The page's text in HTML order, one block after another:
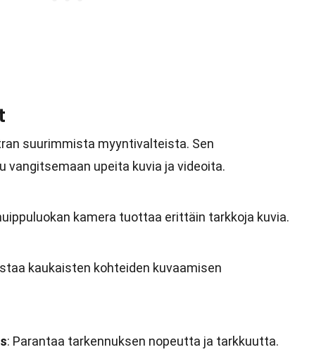
suurimmista myyntivalteista. Sen
vangitsemaan upeita kuvia ja videoita.
kamera tuottaa erittäin tarkkoja kuvia.
kaukaisten kohteiden kuvaamisen
: Parantaa tarkennuksen nopeutta ja tarkkuutta.